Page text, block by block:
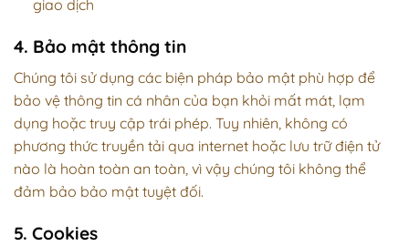
giao dịch
4. Bảo mật thông tin
Chúng tôi sử dụng các biện pháp bảo mật phù hợp để
bảo vệ thông tin cá nhân của bạn khỏi mất mát, lạm
dụng hoặc truy cập trái phép. Tuy nhiên, không có
phương thức truyền tải qua internet hoặc lưu trữ điện tử
nào là hoàn toàn an toàn, vì vậy chúng tôi không thể
đảm bảo bảo mật tuyệt đối.
5. Cookies